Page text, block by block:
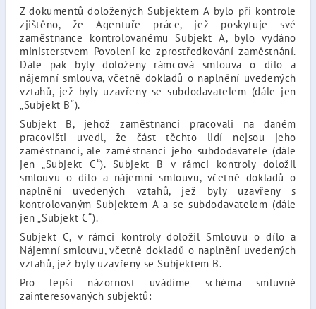
Z dokumentů doložených Subjektem A bylo při kontrole
zjištěno, že Agentuře práce, jež poskytuje své
zaměstnance kontrolovanému Subjekt A, bylo vydáno
ministerstvem Povolení ke zprostředkování zaměstnání.
Dále pak byly doloženy rámcová smlouva o dílo a
nájemní smlouva, včetně dokladů o naplnění uvedených
vztahů, jež byly uzavřeny se subdodavatelem (dále jen
„Subjekt B“).
Subjekt B, jehož zaměstnanci pracovali na daném
pracovišti uvedl, že část těchto lidí nejsou jeho
zaměstnanci, ale zaměstnanci jeho subdodavatele (dále
jen „Subjekt C“). Subjekt B v rámci kontroly doložil
smlouvu o dílo a nájemní smlouvu, včetně dokladů o
naplnění uvedených vztahů, jež byly uzavřeny s
kontrolovaným Subjektem A a se subdodavatelem (dále
jen „Subjekt C“).
Subjekt C, v rámci kontroly doložil Smlouvu o dílo a
Nájemní smlouvu, včetně dokladů o naplnění uvedených
vztahů, jež byly uzavřeny se Subjektem B.
Pro lepší názornost uvádíme schéma smluvně
zainteresovaných subjektů: